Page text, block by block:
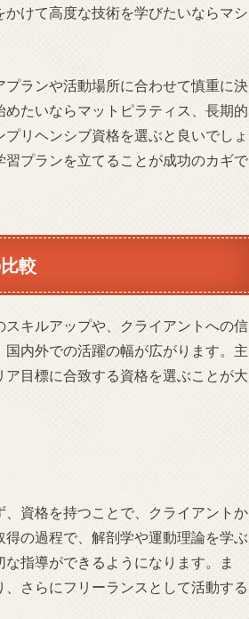
けて高度な技術を学びたいならマシ
ランや活動場所に合わせて慎重に決
たいならマットピラティス、長期的
リヘンシブ資格を選ぶと良いでしょ
プランを立てることが成功のカギで
較
キルアップや、クライアントへの信
内外での活躍の幅が広がります。主
目標に合致する資格を選ぶことが大
資格を持つことで、クライアントか
の過程で、解剖学や運動理論を学ぶ
指導ができるようになります。ま
さらにフリーランスとして活動する